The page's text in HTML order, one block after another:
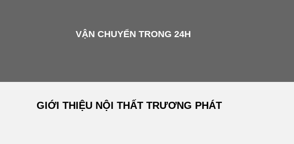
VẬN CHUYỂN TRONG 24H
GIỚI THIỆU NỘI THẤT TRƯƠNG PHÁT